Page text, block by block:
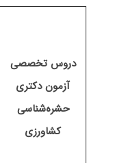
دروس تخصصی
آزمون دکتری
حشره‌شناسی
کشاورزی